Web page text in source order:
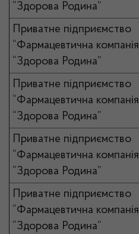
“Здорова Родина”
Приватне підприємство
“Фармацевтична компанія
“Здорова Родина”
Приватне підприємство
“Фармацевтична компанія
“Здорова Родина”
Приватне підприємство
“Фармацевтична компанія
“Здорова Родина”
Приватне підприємство
“Фармацевтична компанія
“Здорова Родина”